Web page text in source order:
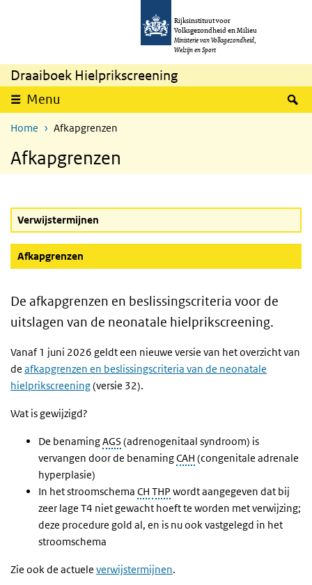
Rijksinstituut voor
Volksgezondheid en Milieu
Ministerie van Volksgezondheid,
Welzijn en Sport
Draaiboek Hielprikscreening
Menu
Home Afkapgrenzen
Afkapgrenzen
Verwijstermijnen
Afkapgrenzen
De afkapgrenzen en beslissingscriteria voor de
uitslagen van de neonatale hielprikscreening.
Vanaf 1 juni 2026 geldt een nieuwe versie van het overzicht van
de afkapgrenzen en beslissingscriteria van de neonatale
hielprikscreening(versie 32).
Wat is gewijzigd?
De benamingAGS (adrenogenitaal syndroom) is
vervangen door de benamingCAH (congenitale adrenale
hyperplasie)
In het stroomschema CH THP wordt aangegeven dat bij
zeer lage T4 niet gewacht hoeft te worden met verwijzing;
deze procedure gold al, en is nu ook vastgelegd in het
stroomschema
Zie ook de actuele verwijstermijnen.